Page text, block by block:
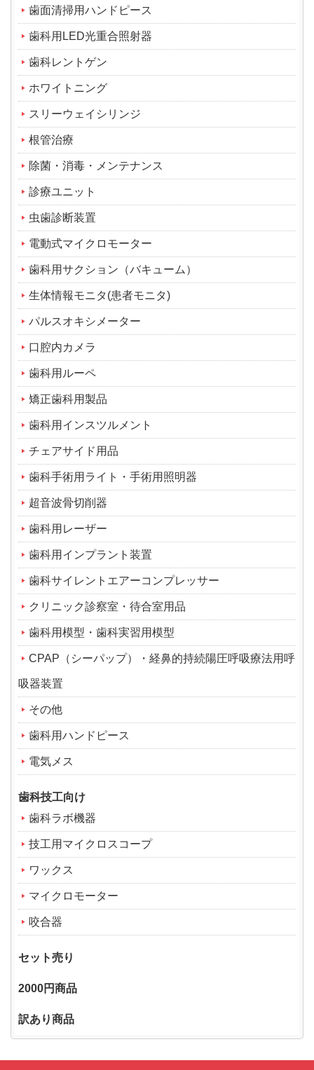
歯面清掃用ハンドピース
歯科用LED光重合照射器
歯科レントゲン
ホワイトニング
スリーウェイシリンジ
根管治療
除菌・消毒・メンテナンス
診療ユニット
虫歯診断装置
電動式マイクロモーター
歯科用サクション（バキューム）
生体情報モニタ(患者モニタ)
パルスオキシメーター
口腔内カメラ
歯科用ルーペ
矯正歯科用製品
歯科用インスツルメント
チェアサイド用品
歯科手術用ライト・手術用照明器
超音波骨切削器
歯科用レーザー
歯科用インプラント装置
歯科サイレントエアーコンプレッサー
クリニック診察室・待合室用品
歯科用模型・歯科実習用模型
CPAP（シーパップ）・経鼻的持続陽圧呼吸療法用呼
吸器装置
その他
歯科用ハンドピース
電気メス
歯科技工向け
歯科ラボ機器
技工用マイクロスコープ
ワックス
マイクロモーター
咬合器
セット売り
2000円商品
訳あり商品